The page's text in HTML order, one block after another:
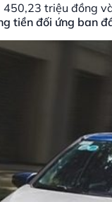
triệu đồng
tiền đối ứng ban